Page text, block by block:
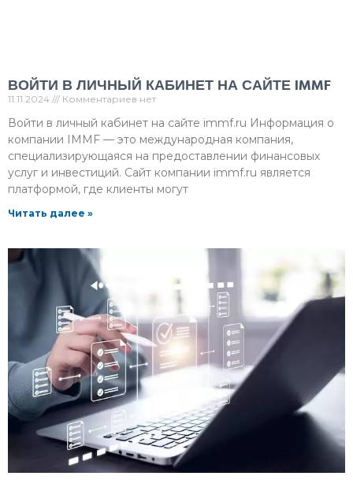
ВОЙТИ В ЛИЧНЫЙ КАБИНЕТ НА САЙТЕ IMMF
11.11.2024 Комментариев нет
Войти в личный кабинет на сайте immf.ru Информация о
компании IMMF — это международная компания,
специализирующаяся на предоставлении финансовых
услуг и инвестиций. Сайт компании immf.ru является
платформой, где клиенты могут
Читать далее »